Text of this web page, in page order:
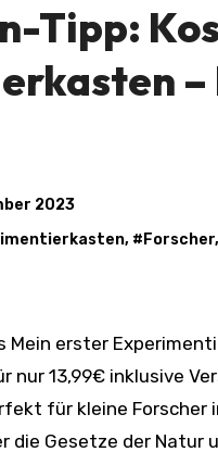
Tipp:
2023
, # Forscher
13,99€ inklusive
für kleine Forscher
die Gesetze der Natur